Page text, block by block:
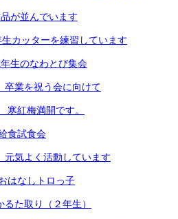
が並んでいます
カッターを練習しています
生のなわとび集会
業を祝う会に向けて
紅梅満開です。
食試食会
気よく活動しています
はなしトロっ子
た取り（２年生）